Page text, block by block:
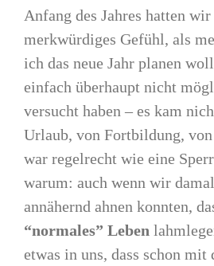
Anfang des Jahres hatten
merkwürdiges Gefühl, als
ich das neue Jahr planen
einfach überhaupt nicht
versucht haben – es kam
Urlaub, von Fortbildung,
war regelrecht wie eine
warum: auch wenn wir
annähernd ahnen konnten,
“normales” Leben
etwas in uns, dass schon mit